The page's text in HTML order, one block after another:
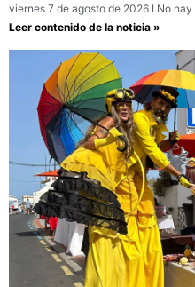
viernes 7 de agosto de 2026
No
Leer contenido de la noticia »